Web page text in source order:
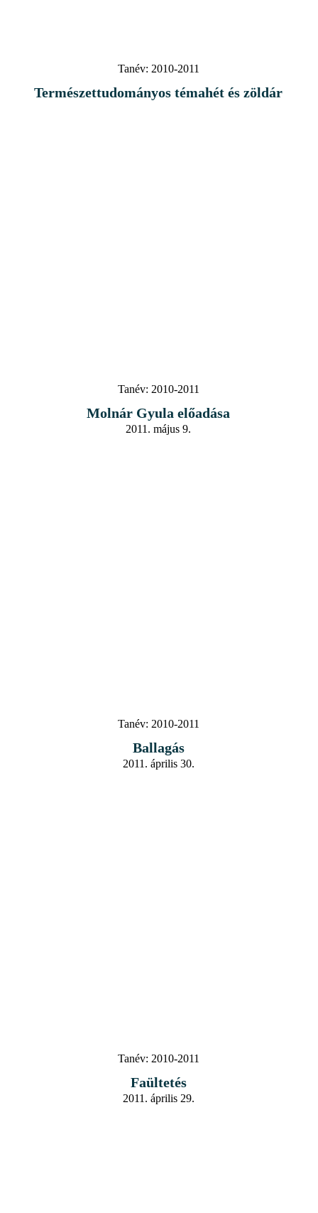
Tanév: 2010-2011
Természettudományos témahét és zöldár
Tanév: 2010-2011
Molnár Gyula előadása
2011. május 9.
Tanév: 2010-2011
Ballagás
2011. április 30.
Tanév: 2010-2011
Faültetés
2011. április 29.